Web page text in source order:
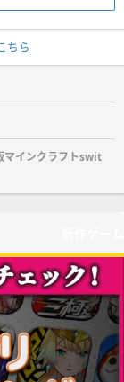
ちら
マインクラフトswit